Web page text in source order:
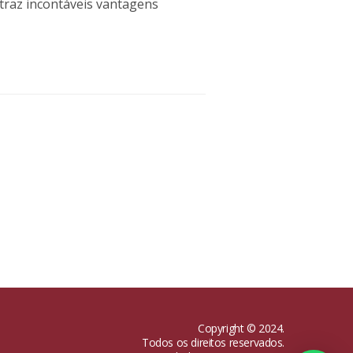
incontáveis vantagens
Copyright © 2024.
Todos os direitos reservados.